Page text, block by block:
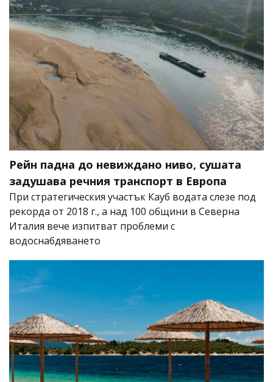
Рейн падна до невиждано ниво, сушата
задушава речния транспорт в Европа
При стратегическия участък Кауб водата слезе под
рекорда от 2018 г., а над 100 общини в Северна
Италия вече изпитват проблеми с
водоснабдяването